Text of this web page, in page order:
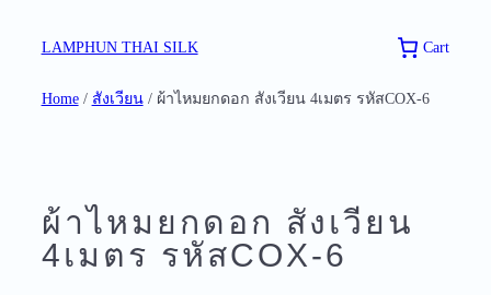
LAMPHUN THAI SILK Cart
Home/ สังเวียน/ ผ้าไหมยกดอก สังเวียน 4เมตร รหัสCOX-6
ผ้าไหมยกดอก สังเวียน
4เมตร รหัสCOX-6